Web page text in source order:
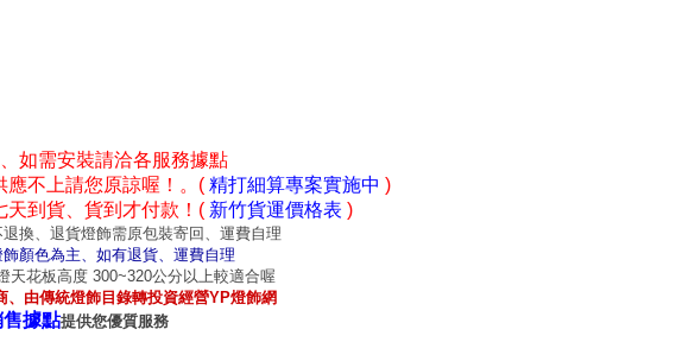
如需安裝請洽各服務據點
應不上請您原諒喔！。( 精打細算專案實施中 )
天到貨、貨到才付款！( 新竹貨運價格表 )
換、退貨燈飾需原包裝寄回、運費自理
顏色為主、如有退貨、運費自理
花板高度 300~320公分以上較適合喔
由傳統燈飾目錄轉投資經營YP燈飾網
據點提供您優質服務